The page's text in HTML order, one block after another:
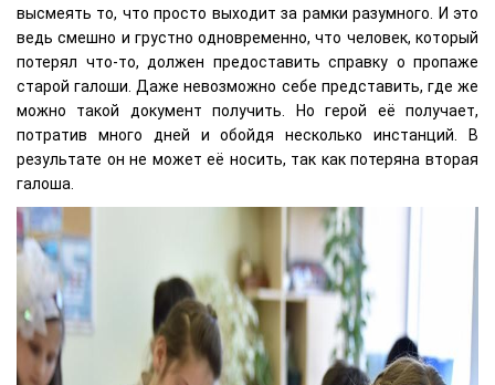
высмеять то, что просто выходит за рамки разумного. И это
ведь смешно и грустно одновременно, что человек, который
потерял что-то, должен предоставить справку о пропаже
старой галоши. Даже невозможно себе представить, где же
можно такой документ получить. Но герой её получает,
потратив много дней и обойдя несколько инстанций. В
результате он не может её носить, так как потеряна вторая
галоша.